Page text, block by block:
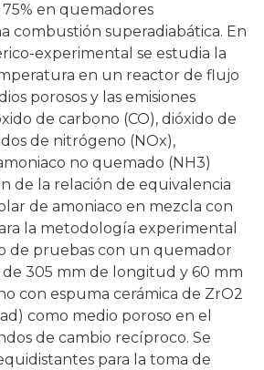
75% en quemadores
combustión superadiabática. En
experimental se estudia la
en un reactor de flujo
porosos y las emisiones
de carbono (CO), dióxido de
de nitrógeno (NOx),
no quemado (NH3)
de la relación de equivalencia
de amoniaco en mezcla con
la metodología experimental
de pruebas con un quemador
305 mm de longitud y 60 mm
con espuma cerámica de ZrO2
como medio poroso en el
de cambio recíproco. Se
para la toma de